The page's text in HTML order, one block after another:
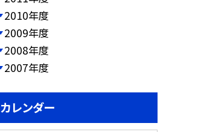
2010年度
2009年度
2008年度
2007年度
カレンダー